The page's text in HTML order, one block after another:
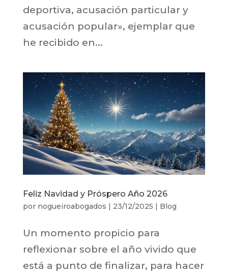
deportiva, acusación particular y
acusación popular», ejemplar que
he recibido en...
Feliz Navidad y Próspero Año 2026
por nogueiroabogados | 23/12/2025 | Blog
Un momento propicio para
reflexionar sobre el año vivido que
está a punto de finalizar, para hacer